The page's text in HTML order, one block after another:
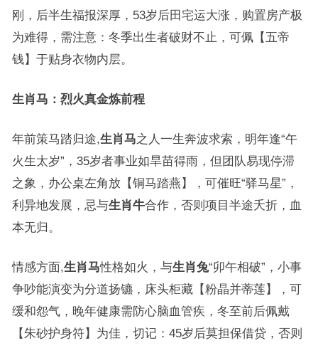
刚，后半生福报深厚，53岁后田宅运大涨，购置房产极
为难得，需注意：冬季出生者破财不止，可佩【五帝
钱】于贴身衣物内层。
生肖马：烈火真金炼前程
年前策马踏归途,生肖马之人一生奔波求索，明年逢“午
火生太岁”，35岁者事业如旱苗得雨，但团队易现停滞
之象，办公桌左角放【铜马踏燕】，可催旺“驿马星”，
利异地发展，忌与生肖牛合作，否则项目半途夭折，血
本无归。
情感方面,生肖马性格如火，与生肖兔“卯午相破”，小事
争吵能演变为分道扬镳，床头柜藏【粉晶并蒂莲】，可
缓和怨气，晚年健康需防心脑血管疾，冬至前后佩戴
【朱砂护身符】为佳，切记：45岁后莫担保借贷，否则